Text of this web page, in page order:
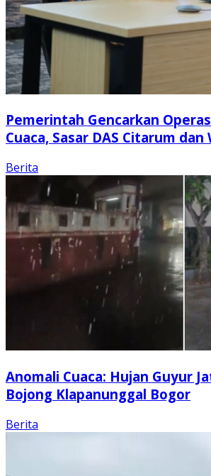
Pemerintah Gencarkan
Cuaca, Sasar DAS Citarum dan
Berita
Anomali Cuaca: Hujan Guyur
Bojong Klapanunggal Bogor
Berita